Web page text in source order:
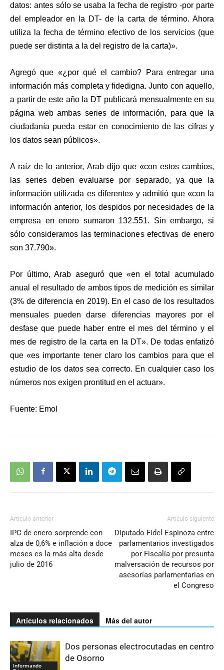
datos: antes sólo se usaba la fecha de registro -por parte
del empleador en la DT- de la carta de término. Ahora
utiliza la fecha de término efectivo de los servicios (que
puede ser distinta a la del registro de la carta)».
Agregó que «¿por qué el cambio? Para entregar una
información más completa y fidedigna. Junto con aquello,
a partir de este año la DT publicará mensualmente en su
página web ambas series de información, para que la
ciudadanía pueda estar en conocimiento de las cifras y
los datos sean públicos».
A raíz de lo anterior, Arab dijo que «con estos cambios,
las series deben evaluarse por separado, ya que la
información utilizada es diferente» y admitió que «con la
información anterior, los despidos por necesidades de la
empresa en enero sumaron 132.551. Sin embargo, si
sólo consideramos las terminaciones efectivas de enero
son 37.790».
Por último, Arab aseguró que «en el total acumulado
anual el resultado de ambos tipos de medición es similar
(3% de diferencia en 2019). En el caso de los resultados
mensuales pueden darse diferencias mayores por el
desfase que puede haber entre el mes del término y el
mes de registro de la carta en la DT». De todas enfatizó
que «es importante tener claro los cambios para que el
estudio de los datos sea correcto. En cualquier caso los
números nos exigen prontitud en el actuar».
Fuente: Emol
Artículo anterior
IPC de enero sorprende con
alza de 0,6% e inflación a doce
meses es la más alta desde
julio de 2016
Artículo siguiente
Diputado Fidel Espinoza entre
parlamentarios investigados
por Fiscalía por presunta
malversación de recursos por
asesorías parlamentarias en
el Congreso
Artículos relacionados Más del autor
Informando
Dos personas electrocutadas en centro
de Osorno